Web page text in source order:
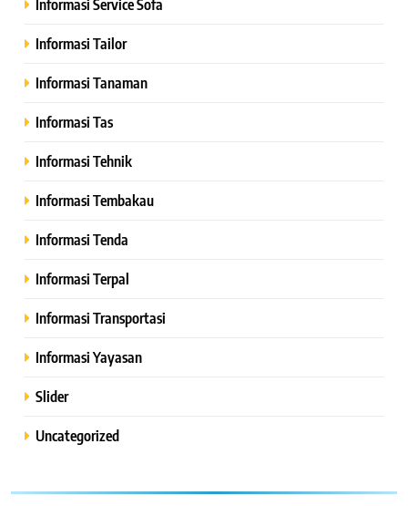
Informasi Service Sofa
Informasi Tailor
Informasi Tanaman
Informasi Tas
Informasi Tehnik
Informasi Tembakau
Informasi Tenda
Informasi Terpal
Informasi Transportasi
Informasi Yayasan
Slider
Uncategorized